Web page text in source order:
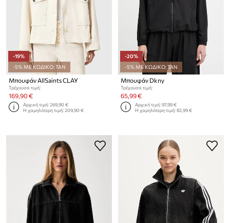
-19%
-5% ΜΕ ΚΩΔΙΚΟ: TAN
Μπουφάν AllSaints CLAY
Τρέχουσα τιμή:
169,90 €
Αρχική τιμή:269,90 €
Η χαμηλότερη τιμή:209,90 €
-20%
-5% ΜΕ ΚΩΔΙΚΟ: TAN
Μπουφάν Dkny
Τρέχουσα τιμή:
65,99 €
Αρχική τιμή:97,99 €
Η χαμηλότερη τιμή:82,99 €